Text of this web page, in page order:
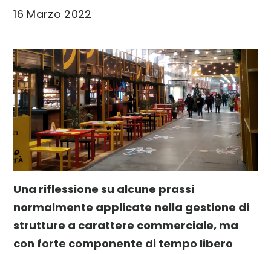
16 Marzo 2022
Una riflessione su alcune prassi
normalmente applicate nella gestione di
strutture a carattere commerciale, ma
con forte componente di tempo libero